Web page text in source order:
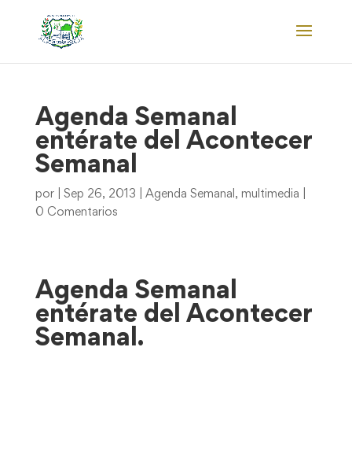
Agenda Semanal
entérate del Acontecer
Semanal
por Sep 26, 2013 Agenda Semanal , multimedia
0 Comentarios
Agenda Semanal
entérate del Acontecer
Semanal.